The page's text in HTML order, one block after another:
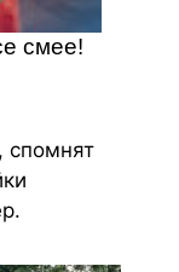
смее!
спомнят